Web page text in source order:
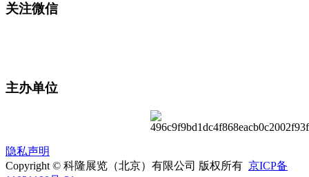
关注微信
主办单位
隐私声明
Copyright © 科隆展览（北京）有限公司 版权所有 京ICP备